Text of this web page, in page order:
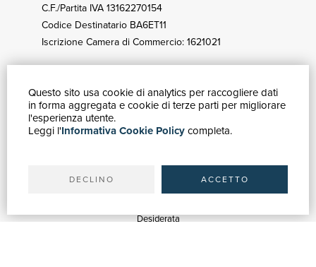
Questo sito usa cookie di analytics per raccogliere dati
in forma aggregata e cookie di terze parti per migliorare
l'esperienza utente.
Leggi l'Informativa Cookie Policycompleta.
DECLINO ACCETTO
C.F./Partita IVA 13162270154
Codice Destinatario BA6ET11
Iscrizione Camera di Commercio: 1621021
GUIDA ACQUISTI
Ricerca avanzata
Spedizioni
Desiderata